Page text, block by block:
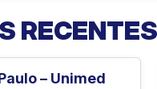
RECENTES
– Unimed